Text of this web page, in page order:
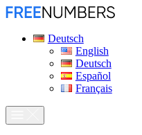
Deutsch
English
Deutsch
Español
Français